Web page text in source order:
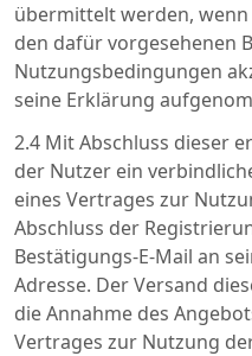
übermittelt werden,
den dafür vorgesehenen
Nutzungsbedingungen
seine Erklärung
2.4 Mit Abschluss dieser
der Nutzer ein
eines Vertrages zur
Abschluss der
Bestätigungs-E-Mail an
Adresse. Der Versand
die Annahme des
Vertrages zur Nutzung